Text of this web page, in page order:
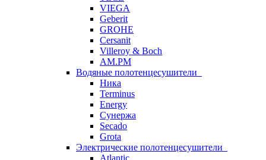
VIEGA
Geberit
GROHE
Cersanit
Villeroy & Boch
AM.PM
Водяные полотенцесушители
Ника
Terminus
Energy
Сунержа
Secado
Grota
Электрические полотенцесушители
Atlantic